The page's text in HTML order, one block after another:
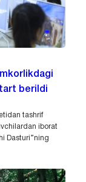
berildi
tashrif
iborat
Dasturi”ning